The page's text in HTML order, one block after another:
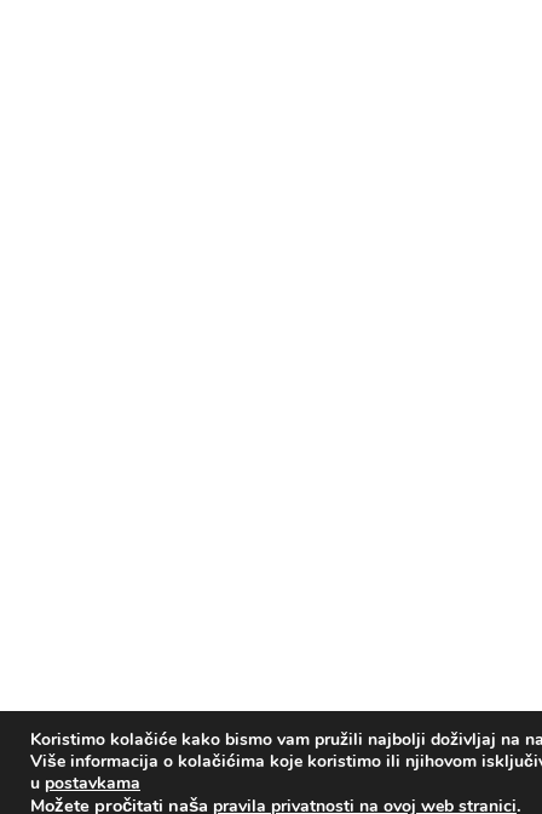
Koristimo kolačiće kako bismo vam pružili najbolji doživljaj na
Više informacija o kolačićima koje koristimo ili njihovom
u postavkama
Možete pročitati naša pravila privatnosti na ovoj web stranici.